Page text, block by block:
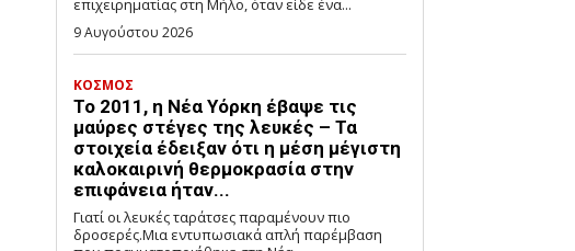
επιχειρηματίας στη Μήλο, όταν είδε ένα...
9 Αυγούστου 2026
ΚΟΣΜΟΣ
Το 2011, η Νέα Υόρκη έβαψε τις
μαύρες στέγες της λευκές – Τα
στοιχεία έδειξαν ότι η μέση μέγιστη
καλοκαιρινή θερμοκρασία στην
επιφάνεια ήταν...
Γιατί οι λευκές ταράτσες παραμένουν πιο
δροσερές.Μια εντυπωσιακά απλή παρέμβαση